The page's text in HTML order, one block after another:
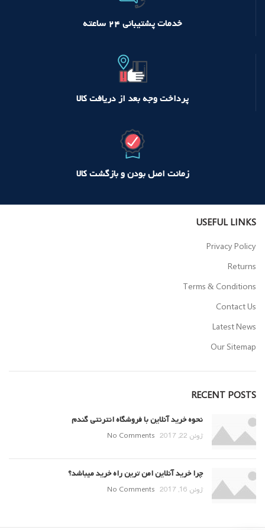
خدمات پشتیبانی ۲۴ ساعته
پرداخت وجه بعد از دریافت کالا
زمانت اصل بودن و بازگشت کالا
USEFUL LINKS
Privacy Policy
Returns
Terms & Conditions
Contact Us
Latest News
Our Sitemap
RECENT POSTS
نحوه خرید آنلاین با فروشگاه انترنتی گندم
ژوئن 22, 2017 No Comments
چرا خرید آنلاین امن ترین راه خرید میباشد؟
ژوئن 16, 2017 No Comments